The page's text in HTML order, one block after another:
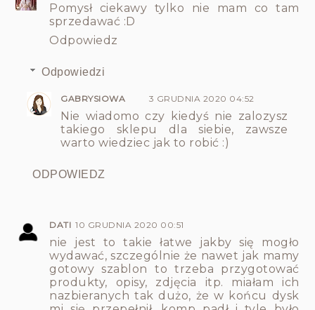
Pomysł ciekawy tylko nie mam co tam
sprzedawać :D
Odpowiedz
Odpowiedzi
GABRYSIOWA 3 GRUDNIA 2020 04:52
Nie wiadomo czy kiedyś nie zalozysz
takiego sklepu dla siebie, zawsze
warto wiedziec jak to robić :)
ODPOWIEDZ
DATI 10 GRUDNIA 2020 00:51
nie jest to takie łatwe jakby się mogło
wydawać, szczególnie że nawet jak mamy
gotowy szablon to trzeba przygotować
produkty, opisy, zdjęcia itp. miałam ich
nazbieranych tak dużo, że w końcu dysk